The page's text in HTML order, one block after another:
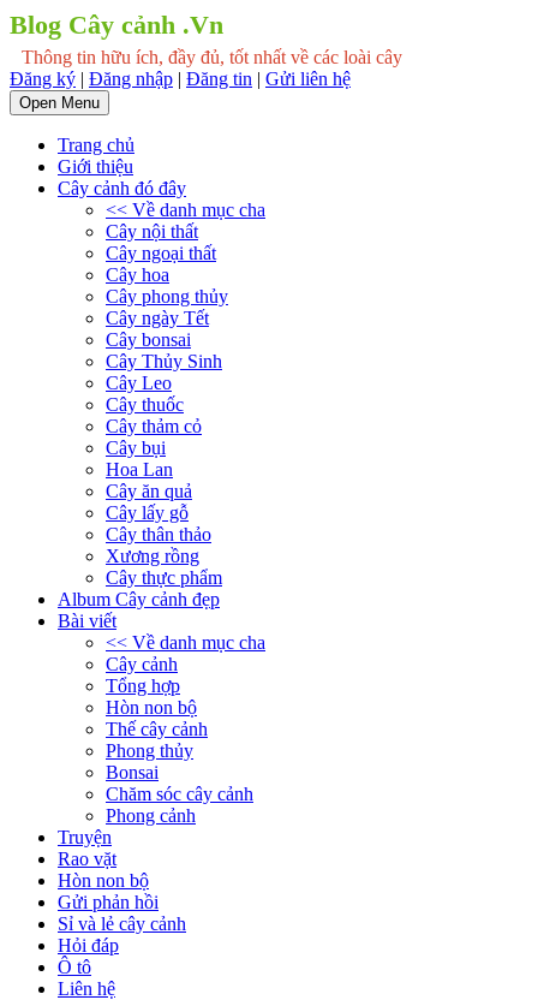
Blog Cây cảnh .Vn
Thông tin hữu ích, đầy đủ, tốt nhất về các loài cây
Đăng ký | Đăng nhập | Đăng tin | Gửi liên hệ
Open Menu
Trang chủ
Giới thiệu
Cây cảnh đó đây
<< Về danh mục cha
Cây nội thất
Cây ngoại thất
Cây hoa
Cây phong thủy
Cây ngày Tết
Cây bonsai
Cây Thủy Sinh
Cây Leo
Cây thuốc
Cây thảm cỏ
Cây bụi
Hoa Lan
Cây ăn quả
Cây lấy gỗ
Cây thân thảo
Xương rồng
Cây thực phẩm
Album Cây cảnh đẹp
Bài viết
<< Về danh mục cha
Cây cảnh
Tổng hợp
Hòn non bộ
Thế cây cảnh
Phong thủy
Bonsai
Chăm sóc cây cảnh
Phong cảnh
Truyện
Rao vặt
Hòn non bộ
Gửi phản hồi
Sỉ và lẻ cây cảnh
Hỏi đáp
Ô tô
Liên hệ